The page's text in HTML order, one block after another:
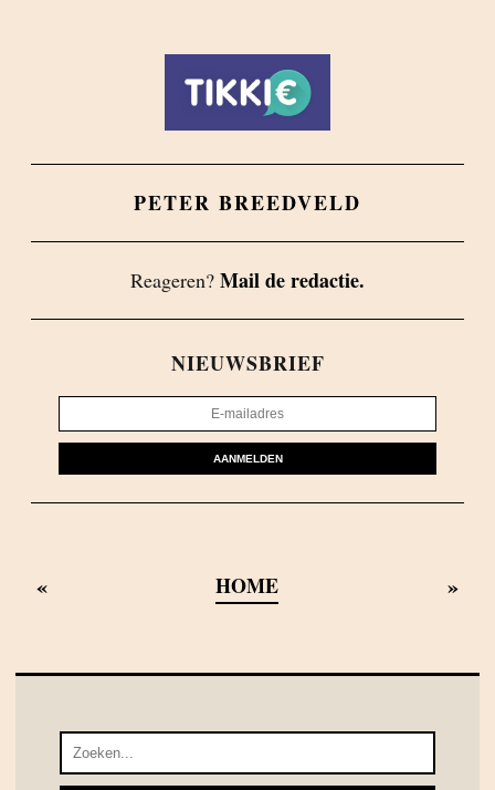
PETER BREEDVELD
Reageren? Mail de redactie.
NIEUWSBRIEF
AANMELDEN
« HOME »